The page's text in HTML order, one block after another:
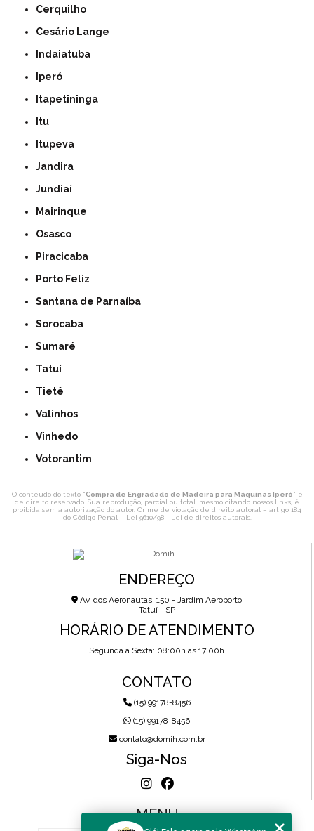
Cerquilho
Cesário Lange
Indaiatuba
Iperó
Itapetininga
Itu
Itupeva
Jandira
Jundiaí
Mairinque
Osasco
Piracicaba
Porto Feliz
Santana de Parnaíba
Sorocaba
Sumaré
Tatuí
Tietê
Valinhos
Vinhedo
Votorantim
O conteúdo do texto "Compra de Engradado de Madeira para Máquinas Iperó" é
de direito reservado. Sua reprodução, parcial ou total, mesmo citando nossos links, é
proibida sem a autorização do autor. Crime de violação de direito autoral – artigo 184
do Código Penal – Lei 9610/98 - Lei de direitos autorais.
ENDEREÇO
Av. dos Aeronautas, 150 - Jardim Aeroporto
Tatuí - SP
HORÁRIO DE ATENDIMENTO
Segunda a Sexta: 08:00h às 17:00h
CONTATO
(15) 99178-8456
(15) 99178-8456
contato@domih.com.br
Siga-Nos
MENU